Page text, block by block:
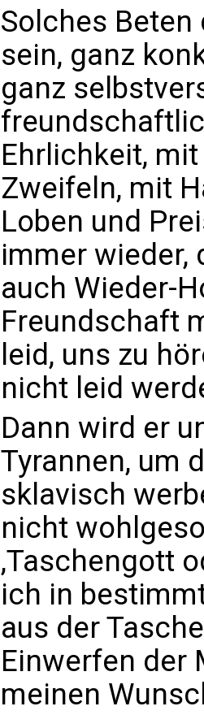
Solches
sein, ganz
ganz
Ehrlichkeit,
Zweifeln, mit
Loben und
immer wieder,
auch Wieder-
Freundschaft
leid, uns zu
nicht leid
Dann wird er
Tyrannen, um
sklavisch
nicht
,Taschengott
ich in
aus der
Einwerfen der
meinen